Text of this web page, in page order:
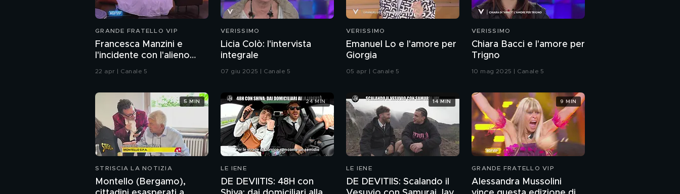
GRANDE FRATELLO VIP
Francesca Manzini e
l'incidente con l'alieno
Freezzolino
22 apr | Canale 5
VERISSIMO
Licia Colò: l'intervista
integrale
07 giu 2025 | Canale 5
VERISSIMO
Emanuel Lo e l'amore per
Giorgia
05 apr | Canale 5
VERISSIMO
Chiara Bacci e l'amore per
Trigno
10 mag 2025 | Canale 5
STRISCIA LA NOTIZIA
Montello (Bergamo),
5 MIN
LE IENE
DE DEVIITIS: 48H con
24 MIN
LE IENE
DE DEVITIIS: Scalando il
14 MIN
GRANDE FRATELLO VIP
Alessandra Mussolini
9 MIN